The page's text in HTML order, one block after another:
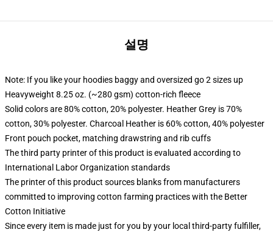
설명
Note: If you like your hoodies baggy and oversized go 2 sizes up
Heavyweight 8.25 oz. (~280 gsm) cotton-rich fleece
Solid colors are 80% cotton, 20% polyester. Heather Grey is 70%
cotton, 30% polyester. Charcoal Heather is 60% cotton, 40% polyester
Front pouch pocket, matching drawstring and rib cuffs
The third party printer of this product is evaluated according to
International Labor Organization standards
The printer of this product sources blanks from manufacturers
committed to improving cotton farming practices with the Better
Cotton Initiative
Since every item is made just for you by your local third-party fulfiller,